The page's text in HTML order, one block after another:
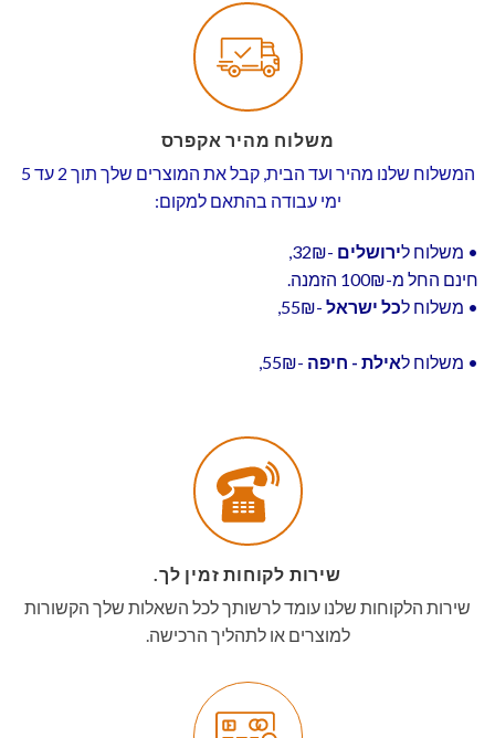
משלוח מהיר אקפרס
המשלוח שלנו מהיר ועד הבית, קבל את המוצרים שלך תוך 2 עד 5
ימי עבודה בהתאם למקום:
• משלוח לירושלים -32₪,
חינם החל מ-100₪ הזמנה.
• משלוח לכל ישראל -55₪,
• משלוח לאילת - חיפה -55₪,
שירות לקוחות זמין לך.
שירות הלקוחות שלנו עומד לרשותך לכל השאלות שלך הקשורות
למוצרים או לתהליך הרכישה.